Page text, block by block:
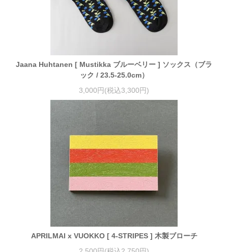
Jaana Huhtanen [ Mustikka ブルーベリー ] ソックス（ブラ
ック / 23.5-25.0cm）
3,000円(税込3,300円)
APRILMAI x VUOKKO [ 4-STRIPES ] 木製ブローチ